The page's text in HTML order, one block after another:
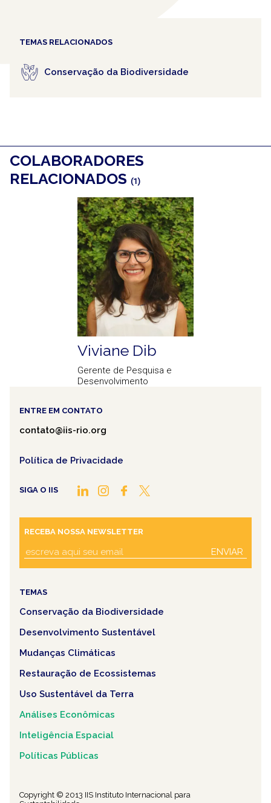
TEMAS RELACIONADOS
Conservação da Biodiversidade
COLABORADORES
RELACIONADOS (1)
Viviane Dib
Gerente de Pesquisa e
Desenvolvimento
ENTRE EM CONTATO
contato@iis-rio.org
Política de Privacidade
SIGA O IIS
RECEBA NOSSA NEWSLETTER
ENVIAR
TEMAS
Conservação da Biodiversidade
Desenvolvimento Sustentável
Mudanças Climáticas
Restauração de Ecossistemas
Uso Sustentável da Terra
Análises Econômicas
Inteligência Espacial
Políticas Públicas
Copyright © 2013 IIS Instituto Internacional para